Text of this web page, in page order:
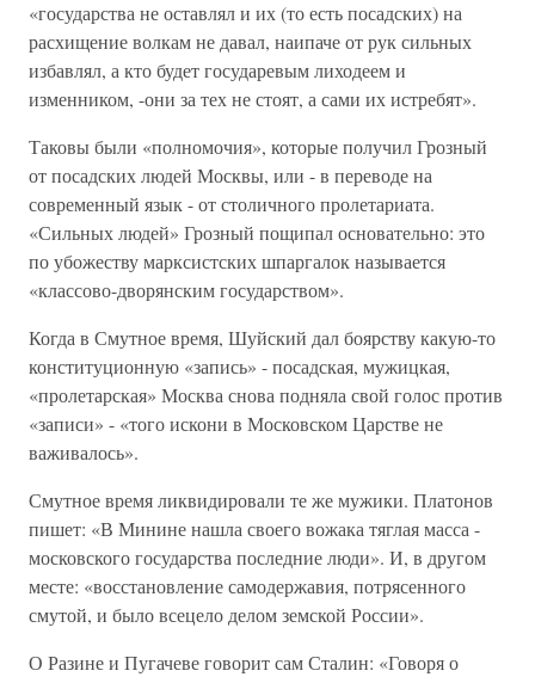
«государства не оставлял и их (то есть посадских) на
расхищение волкам не давал, наипаче от рук сильных
избавлял, а кто будет государевым лиходеем и
изменником, -они за тех не стоят, а сами их истребят».
Таковы были «полномочия», которые получил Грозный
от посадских людей Москвы, или - в переводе на
современный язык - от столичного пролетариата.
«Сильных людей» Грозный пощипал основательно: это
по убожеству марксистских шпаргалок называется
«классово-дворянским государством».
Когда в Смутное время, Шуйский дал боярству какую-то
конституционную «запись» - посадская, мужицкая,
«пролетарская» Москва снова подняла свой голос против
«записи» - «того искони в Московском Царстве не
важивалось».
Смутное время ликвидировали те же мужики. Платонов
пишет: «В Минине нашла своего вожака тяглая масса -
московского государства последние люди». И, в другом
месте: «восстановление самодержавия, потрясенного
смутой, и было всецело делом земской России».
О Разине и Пугачеве говорит сам Сталин: «Говоря о